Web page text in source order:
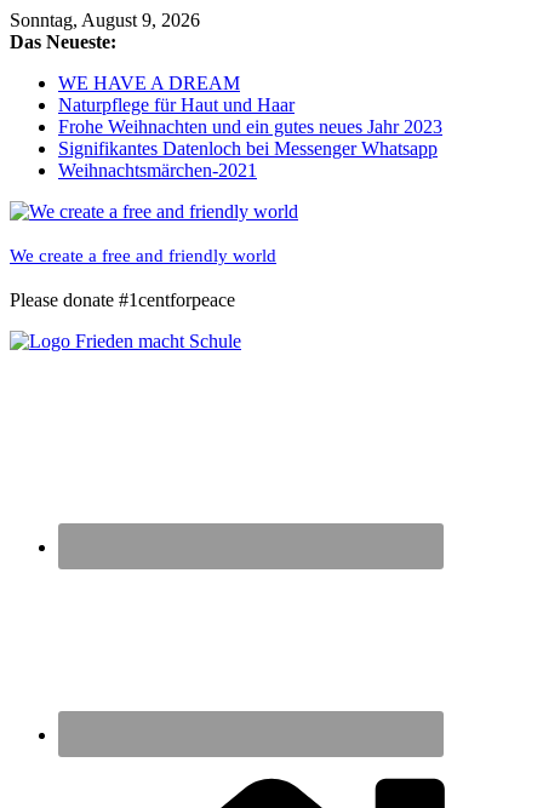
Skip
to
Sonntag, August 9, 2026
Das Neueste:
WE HAVE A DREAM
Naturpflege für Haut und Haar
Frohe Weihnachten und ein gutes neues Jahr 2023
Signifikantes Datenloch bei Messenger Whatsapp
Weihnachtsmärchen-2021
We create a free and friendly world
Please donate #1centforpeace